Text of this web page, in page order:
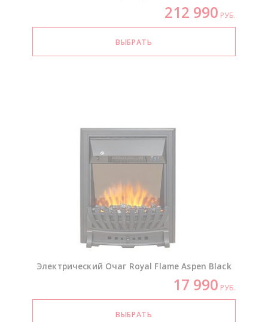
212 990 РУБ.
Электрический Очаг Royal Flame Aspen Black
17 990 РУБ.